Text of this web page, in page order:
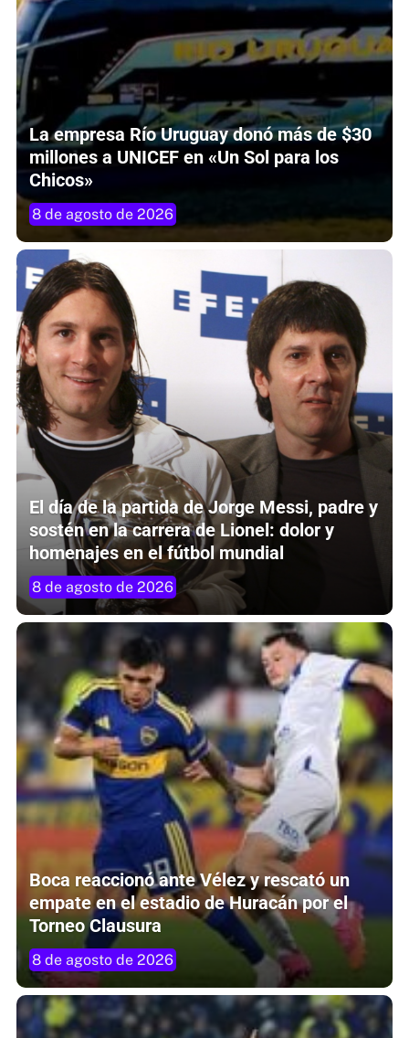
La empresa Río Uruguay donó más de $30
millones a UNICEF en «Un Sol para los
Chicos»
8 de agosto de 2026
El día de la partida de Jorge Messi, padre y
sostén en la carrera de Lionel: dolor y
homenajes en el fútbol mundial
8 de agosto de 2026
Boca reaccionó ante Vélez y rescató un
empate en el estadio de Huracán por el
Torneo Clausura
8 de agosto de 2026